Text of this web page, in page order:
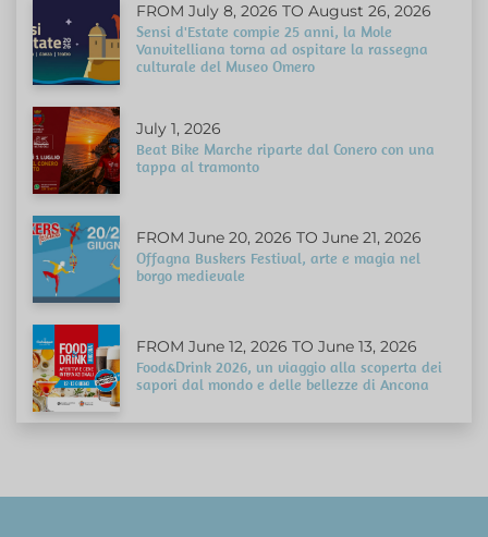
FROM July 8, 2026 TO August 26, 2026
Sensi d'Estate compie 25 anni, la Mole
Vanvitelliana torna ad ospitare la rassegna
culturale del Museo Omero
July 1, 2026
Beat Bike Marche riparte dal Conero con una
tappa al tramonto
FROM June 20, 2026 TO June 21, 2026
Offagna Buskers Festival, arte e magia nel
borgo medievale
FROM June 12, 2026 TO June 13, 2026
Food&Drink 2026, un viaggio alla scoperta dei
sapori dal mondo e delle bellezze di Ancona